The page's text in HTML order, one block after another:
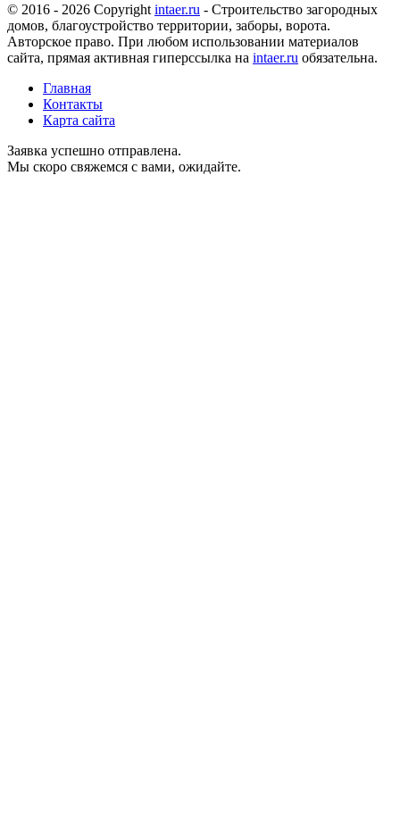
© 2016 - 2026 Copyright intaer.ru - Cтроительство загородных
домов, благоустройство территории, заборы, ворота.
Авторское право. При любом использовании материалов
сайта, прямая активная гиперссылка на intaer.ru обязательна.
Главная
Контакты
Карта сайта
Заявка успешно отправлена.
Мы скоро свяжемся с вами, ожидайте.